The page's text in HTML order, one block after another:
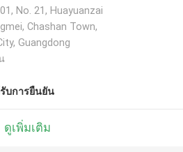
No. 21, Huayuanzai
Chashan Town,
Guangdong
บการยืนยัน
ดูเพิ่มเติม